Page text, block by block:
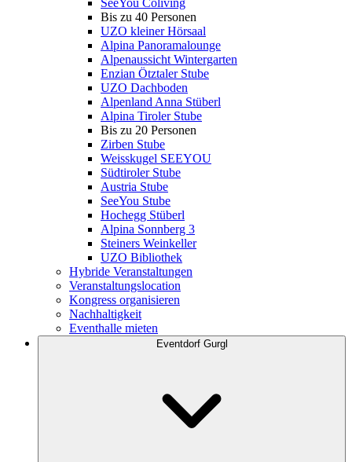
SeeYou Coliving
Bis zu 40 Personen
UZO kleiner Hörsaal
Alpina Panoramalounge
Alpenaussicht Wintergarten
Enzian Ötztaler Stube
UZO Dachboden
Alpenland Anna Stüberl
Alpina Tiroler Stube
Bis zu 20 Personen
Zirben Stube
Weisskugel SEEYOU
Südtiroler Stube
Austria Stube
SeeYou Stube
Hochegg Stüberl
Alpina Sonnberg 3
Steiners Weinkeller
UZO Bibliothek
Hybride Veranstaltungen
Veranstaltungslocation
Kongress organisieren
Nachhaltigkeit
Eventhalle mieten
Eventdorf Gurgl